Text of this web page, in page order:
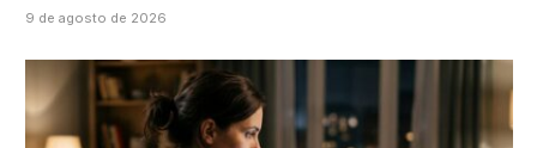
9 de agosto de 2026